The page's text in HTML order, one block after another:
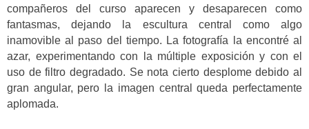
compañeros del curso aparecen y desaparecen como
fantasmas, dejando la escultura central como algo
inamovible al paso del tiempo. La fotografía la encontré al
azar, experimentando con la múltiple exposición y con el
uso de filtro degradado. Se nota cierto desplome debido al
gran angular, pero la imagen central queda perfectamente
aplomada.